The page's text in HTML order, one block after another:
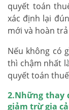
quyết toán
xác định lại
mới và hoàn
Nếu không có
thì chậm nhất
quyết toán
2.Những thay
giảm trừ gia